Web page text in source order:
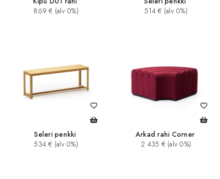
869 € (alv 0%)
514 € (alv 0%)
Seleri penkki
534 € (alv 0%)
Arkad rahi Corner
2 435 € (alv 0%)